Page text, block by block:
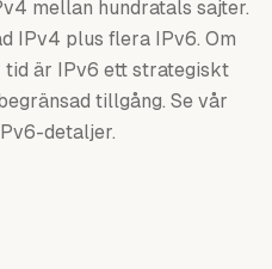
mellan hundratals sajter.
IPv4 plus flera IPv6. Om
tid är IPv6 ett strategiskt
tillgång. Se vår
detaljer.